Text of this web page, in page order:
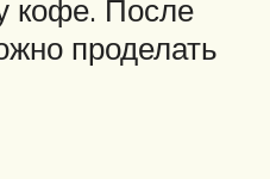
кофе. После
проделать